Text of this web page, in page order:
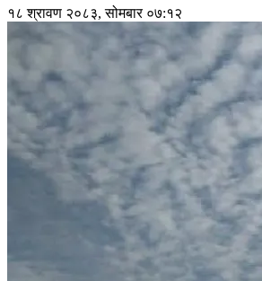
१८ श्रावण २०८३, सोमबार ०७:१२